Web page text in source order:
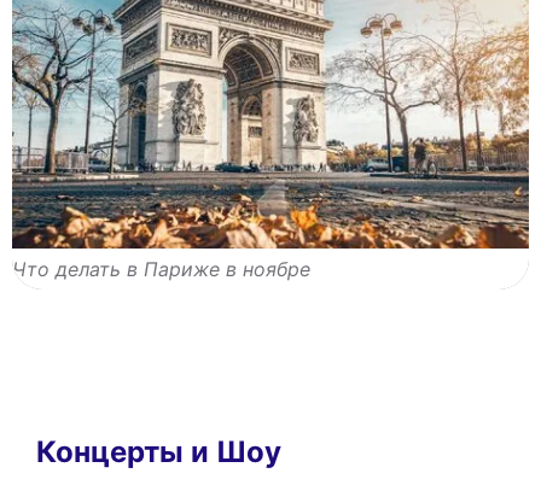
Что делать в Париже в ноябре
Концерты и Шоу